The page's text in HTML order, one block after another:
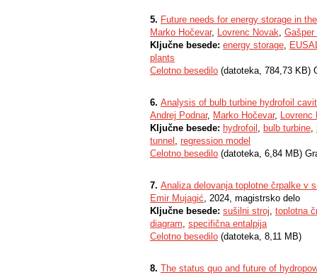
5. Future needs for energy storage in
Marko Hočevar, Lovrenc Novak, Gašper
Ključne besede: energy storage,
plants
Celotno besedilo (datoteka, 784,73 KB)
6. Analysis of bulb turbine hydrofoil
Andrej Podnar, Marko Hočevar, Lovrenc
Ključne besede: hydrofoil , bulb turbine,
tunnel , regression model
Celotno besedilo (datoteka, 6,84 MB)
7. Analiza delovanja toplotne črpalke v
Emir Mujagić, 2024, magistrsko delo
Ključne besede: sušilni stroj, toplotna
diagram, specifična entalpija
Celotno besedilo (datoteka, 8,11 MB)
8. The status quo and future of